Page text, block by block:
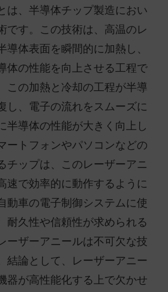
は、半導体チップ製造におい
です。この技術は、高温のレ
導体表面を瞬間的に加熱し、
体の性能を向上させる工程で
この加熱と冷却の工程が半導
し、電子の流れをスムーズに
半導体の性能が大きく向上し
ートフォンやパソコンなどの
チップは、このレーザーアニ
速で効率的に動作するように
動車の電子制御システムに使
耐久性や信頼性が求められる
ーザーアニールは不可欠な技
結論として、レーザーアニー
器が高性能化する上で欠かせ